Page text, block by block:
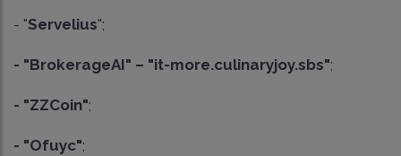
- "Servelius";
- "BrokerageAI" – "it-more.culinaryjoy.sbs";
- "ZZCoin";
- "Ofuyc";